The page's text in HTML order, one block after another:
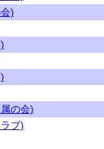
)
の会)
ブ)